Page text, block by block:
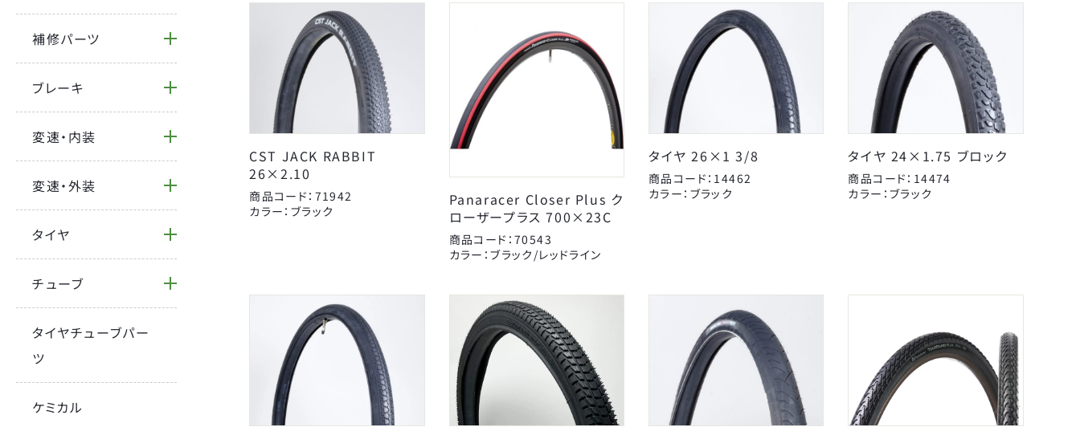
CATEGORY
電動アシスト車パーツ
キャリヤ
サイクルグッズ
ブレーキ 変速・内装
変速・外装
チューブ タイヤチューブパーツ
ケミカル
ポンプ ベル
ライト・反射板
BRAND
AMERICAN EAGLE
J&C
エール
オージーケーカブト
オージーケー技研 カナック企画
ゴリン
ジョイパレット
センタン工業
ティーエス ニッコー
ック
マジックワン マルニ工業
ユニコ
永井油業 丸八工機
呉工業
昭和インダストリーズ
真田嘉商店 川住製作所
東京ベル製作所 日本パレード
日本反射器工業
BICYCLE
AMERICAN EAGLE サギサカオリジナル こげーる
CLOSE
補修パーツ
ブレーキ
変速・内装
変速・外装
タイヤ
チューブ
タイヤチューブパー
ツ
ケミカル
CST JACK RABBIT
26×2.10
商品コード：71942
カラー：ブラック
Panaracer Closer Plus ク
ローザープラス 700×23C
商品コード：70543
カラー：ブラック/レッドライン
タイヤ 26×1 3/8
商品コード：14462
カラー：ブラック
タイヤ 24×1.75 ブロック
商品コード：14474
カラー：ブラック